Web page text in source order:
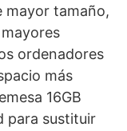
mayor tamaño,
mayores
ordenadores
más
16GB
para sustituir